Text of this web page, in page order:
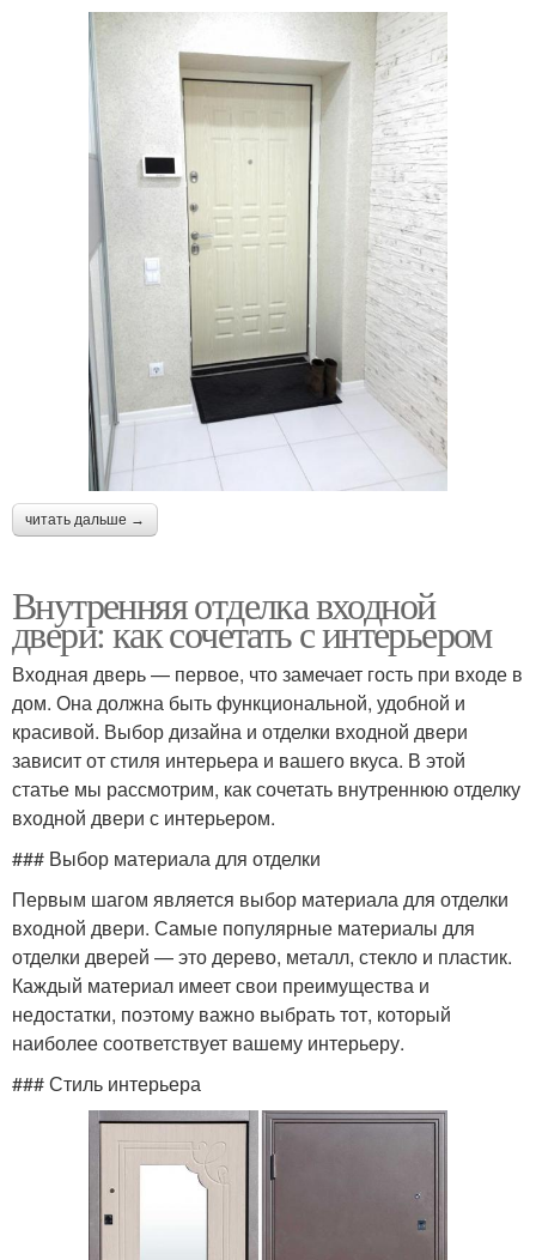
читать дальше →
Внутренняя отделка входной
двери: как сочетать с интерьером
Входная дверь — первое, что замечает гость при входе в
дом. Она должна быть функциональной, удобной и
красивой. Выбор дизайна и отделки входной двери
зависит от стиля интерьера и вашего вкуса. В этой
статье мы рассмотрим, как сочетать внутреннюю отделку
входной двери с интерьером.
### Выбор материала для отделки
Первым шагом является выбор материала для отделки
входной двери. Самые популярные материалы для
отделки дверей — это дерево, металл, стекло и пластик.
Каждый материал имеет свои преимущества и
недостатки, поэтому важно выбрать тот, который
наиболее соответствует вашему интерьеру.
### Стиль интерьера